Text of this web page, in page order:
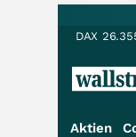
DAX
Aktien